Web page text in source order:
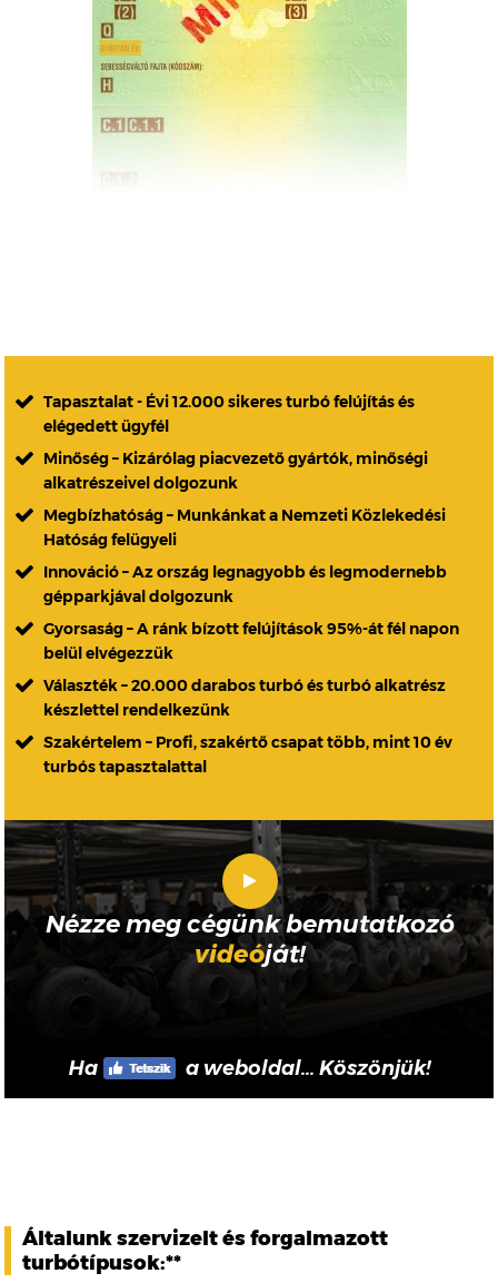
Tapasztalat - Évi 12.000 sikeres turbó felújítás és
elégedett ügyfél
Minőség – Kizárólag piacvezető gyártók, minőségi
alkatrészeivel dolgozunk
Megbízhatóság – Munkánkat a Nemzeti Közlekedési
Hatóság felügyeli
Innováció – Az ország legnagyobb és legmodernebb
gépparkjával dolgozunk
Gyorsaság – A ránk bízott felújítások 95%-át fél napon
belül elvégezzük
Választék – 20.000 darabos turbó és turbó alkatrész
készlettel rendelkezünk
Szakértelem – Profi, szakértő csapat több, mint 10 év
turbós tapasztalattal
Nézze meg cégünk bemutatkozó
videóját!
Ha a weboldal... Köszönjük!
Általunk szervizelt és forgalmazott
turbótípusok:**